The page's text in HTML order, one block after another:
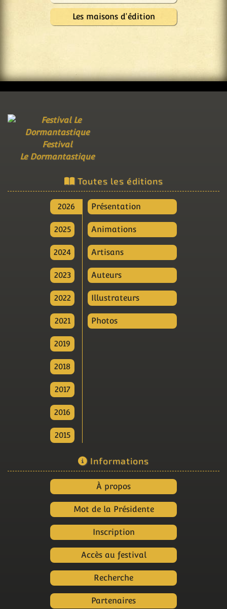
Les maisons d'édition
Festival
Le Dormantastique
Toutes les éditions
2026
2025
2024
2023
2022
2021
2019
2018
2017
2016
2015
Présentation
Animations
Artisans
Auteurs
Illustrateurs
Photos
Informations
À propos
Mot de la Présidente
Inscription
Accès au festival
Recherche
Partenaires